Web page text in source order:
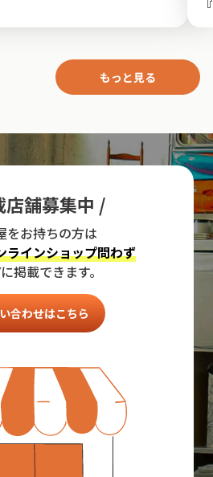
もっと見る
店舗募集中 /
をお持ちの方は
ラインショップ問わず
掲載できます。
合わせはこちら